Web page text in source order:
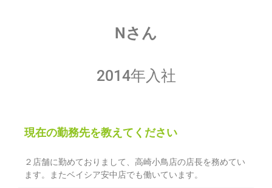
Nさん
2014年入社
現在の勤務先を教えてください
２店舗に勤めておりまして、高崎小鳥店の店長を務めてい
ます。またベイシア安中店でも働いています。